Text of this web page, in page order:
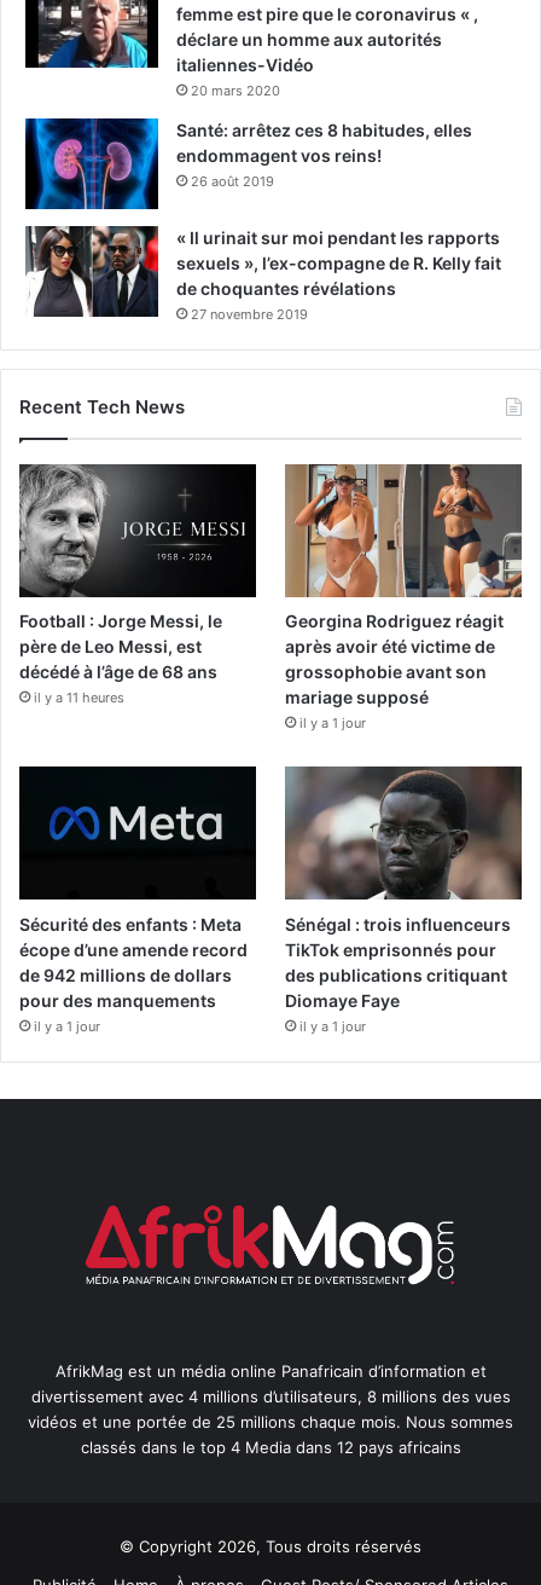
femme est pire que le coronavirus « ,
déclare un homme aux autorités
italiennes-Vidéo
20 mars 2020
Santé: arrêtez ces 8 habitudes, elles
endommagent vos reins!
26 août 2019
« Il urinait sur moi pendant les rapports
sexuels », l’ex-compagne de R. Kelly fait
de choquantes révélations
27 novembre 2019
Recent Tech News
Football : Jorge Messi, le
père de Leo Messi, est
décédé à l’âge de 68 ans
il y a 11 heures
Georgina Rodriguez réagit
après avoir été victime de
grossophobie avant son
mariage supposé
il y a 1 jour
Sécurité des enfants : Meta
écope d’une amende record
de 942 millions de dollars
pour des manquements
il y a 1 jour
Sénégal : trois influenceurs
TikTok emprisonnés pour
des publications critiquant
Diomaye Faye
il y a 1 jour
AfrikMag est un média online Panafricain d’information et
divertissement avec 4 millions d’utilisateurs, 8 millions des vues
vidéos et une portée de 25 millions chaque mois. Nous sommes
classés dans le top 4 Media dans 12 pays africains
© Copyright 2026, Tous droits réservés